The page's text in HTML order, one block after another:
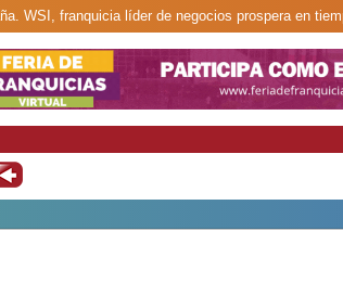
WSI, franquicia líder de negocios prospera en